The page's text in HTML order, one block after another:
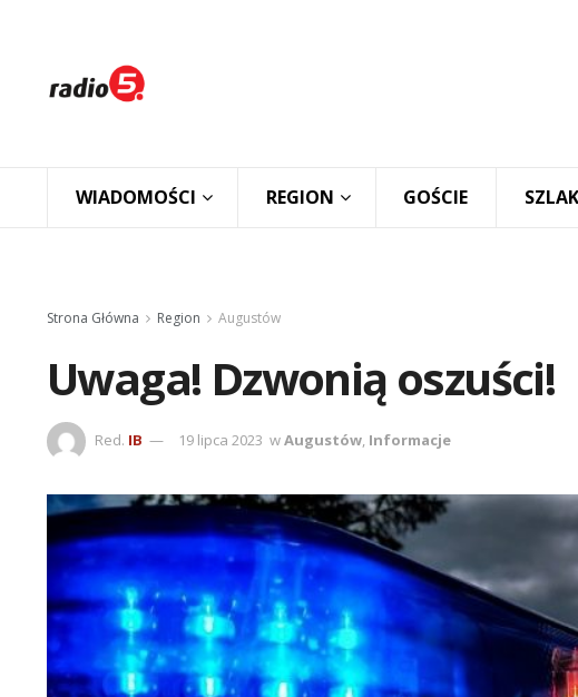
WIADOMOŚCI REGION GOŚCIE
Strona Główna Region Augustów
Uwaga! Dzwonią oszuści!
Red. IB 19 lipca 2023 wAugustów, Informacje